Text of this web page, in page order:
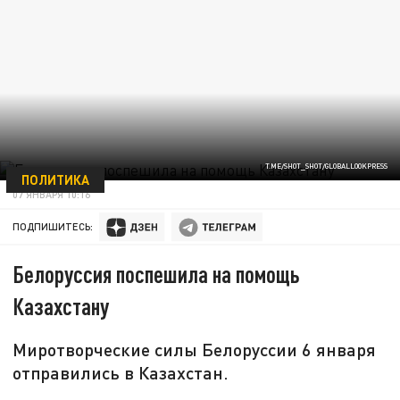
T.ME/SHOT_SHOT/GLOBALLOOKPRESS
ПОЛИТИКА
07 ЯНВАРЯ 10:16
ПОДПИШИТЕСЬ:
Белоруссия поспешила на помощь
Казахстану
Миротворческие силы Белоруссии 6 января
отправились в Казахстан.